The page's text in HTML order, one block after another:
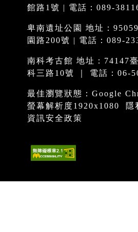
館路1號 | 電話：089-
卑南遺址公園 地址：
園路200號 | 電話：089-
南科考古館 地址：74147
科三路10號 ｜ 電話：06-
最佳瀏覽狀態：Google
螢幕解析度1920x1080
隱
資訊安全政策